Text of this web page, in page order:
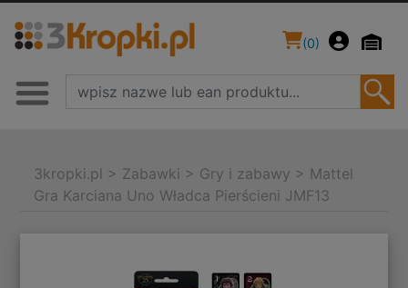
(0)
3kropki.pl > Zabawki > Gry i zabawy > Mattel
Gra Karciana Uno Władca Pierścieni JMF13